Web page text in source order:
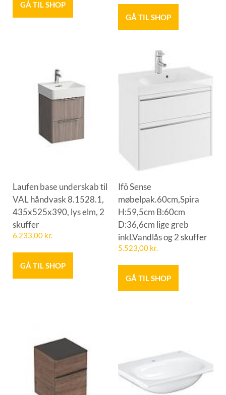
GÅ TIL SHOP
GÅ TIL SHOP
Laufen base underskab til
VAL håndvask 8.1528.1,
435x525x390, lys elm, 2
skuffer
6.233,00 kr.
GÅ TIL SHOP
Ifö Sense
møbelpak.60cm,Spira
H:59,5cm B:60cm
D:36,6cm lige greb
inkl.Vandlås og 2 skuffer
5.523,00 kr.
GÅ TIL SHOP